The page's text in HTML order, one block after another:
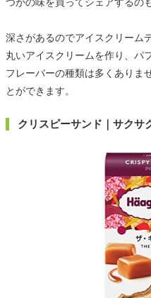
深さがあるのでアイスクリーム
丸いアイスクリームを作り、パ
フレーバーの種類は多くありま
とができます。
クリスピーサンド｜サクサ